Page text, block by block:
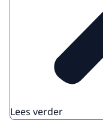
Lees verder